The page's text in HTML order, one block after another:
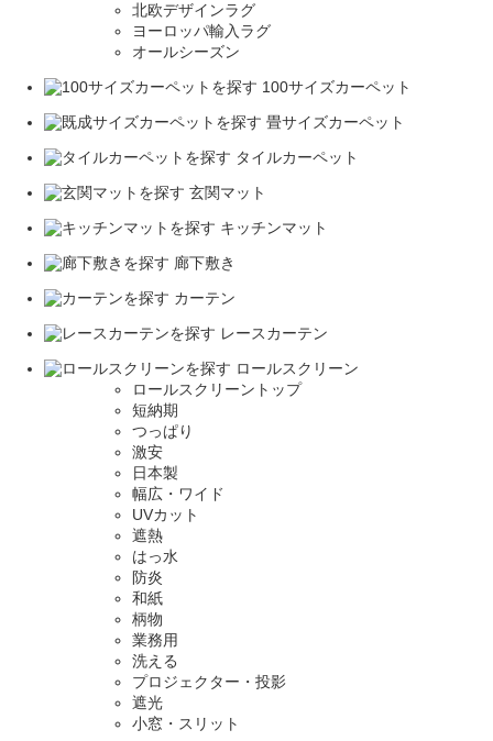
北欧デザインラグ
ヨーロッパ輸入ラグ
オールシーズン
100サイズカーペット
畳サイズカーペット
タイルカーペット
玄関マット
キッチンマット
廊下敷き
カーテン
レースカーテン
ロールスクリーン
ロールスクリーントップ
短納期
つっぱり
激安
日本製
幅広・ワイド
UVカット
遮熱
はっ水
防炎
和紙
柄物
業務用
洗える
プロジェクター・投影
遮光
小窓・スリット